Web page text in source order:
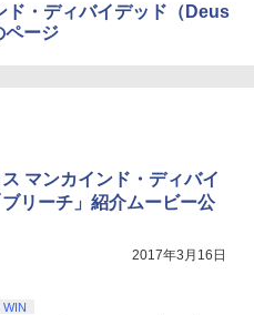
ド・ディバイデッド（Deus
ージ
ス マンカインド・ディバイ
リーチ」紹介ムービー公
2017年3月16日
WIN